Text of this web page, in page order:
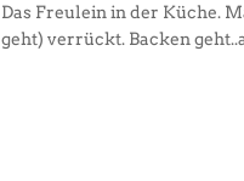
Das Freulein in der Küche.
geht) verrückt. Backen